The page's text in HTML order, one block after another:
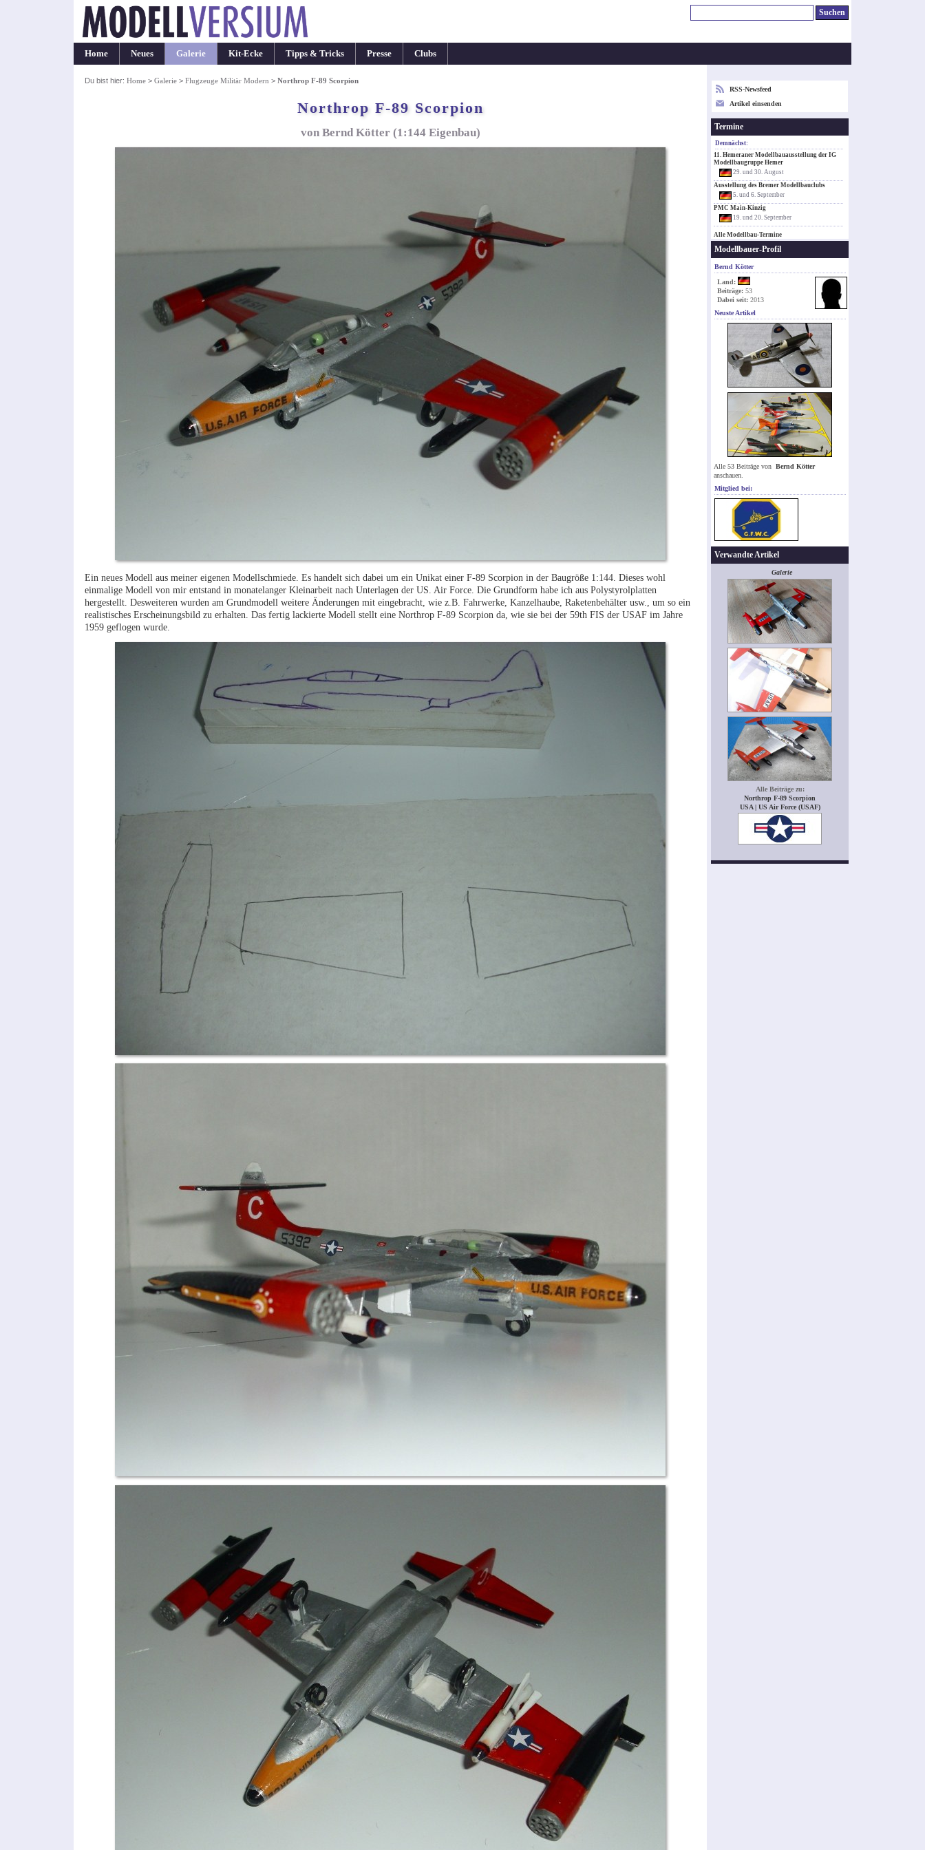
Home Neues Galerie Kit-Ecke Tipps & Tricks Presse Clubs
Du bist hier: Home> Galerie> Flugzeuge Militär Modern > Northrop F-89 Scorpion
Northrop F-89 Scorpion
von Bernd Kötter (1:144 Eigenbau)
Ein neues Modell aus meiner eigenen Modellschmiede. Es handelt sich dabei um ein Unikat einer F-89 Scorpion in der Baugröße 1:144. Dieses wohl
einmalige Modell von mir entstand in monatelanger Kleinarbeit nach Unterlagen der US. Air Force. Die Grundform habe ich aus Polystyrolplatten
hergestellt. Desweiteren wurden am Grundmodell weitere Änderungen mit eingebracht, wie z.B. Fahrwerke, Kanzelhaube, Raketenbehälter usw., um so ein
realistisches Erscheinungsbild zu erhalten. Das fertig lackierte Modell stellt eine Northrop F-89 Scorpion da, wie sie bei der 59th FIS der USAF im Jahre
1959 geflogen wurde.
RSS-Newsfeed
Artikel einsenden
Termine
Demnächst:
11. Hemeraner Modellbauausstellung der IG
Modellbaugruppe Hemer
29. und 30. August
Ausstellung des Bremer Modellbauclubs
5. und 6. September
PMC Main-Kinzig
19. und 20. September
Alle Modellbau-Termine
Modellbauer-Profil
Bernd Kötter
Land:
Beiträge: 53
Dabei seit: 2013
Neuste Artikel
Alle 53 Beiträge von Bernd Kötter
anschauen.
Mitglied bei:
Verwandte Artikel
Galerie
Alle Beiträge zu:
Northrop F-89 Scorpion
USA | US Air Force (USAF)